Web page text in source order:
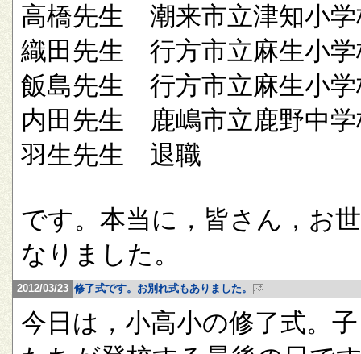
高橋先生 潮来市立津知小学
織田先生 行方市立麻生小学
飯島先生 行方市立麻生小学
内田先生 鹿嶋市立鹿野中学
羽生先生 退職
です。本当に，皆さん，お
なりました。
2012/03/23 修了式です。お別れ式もありました。
今日は，小高小の修了式。